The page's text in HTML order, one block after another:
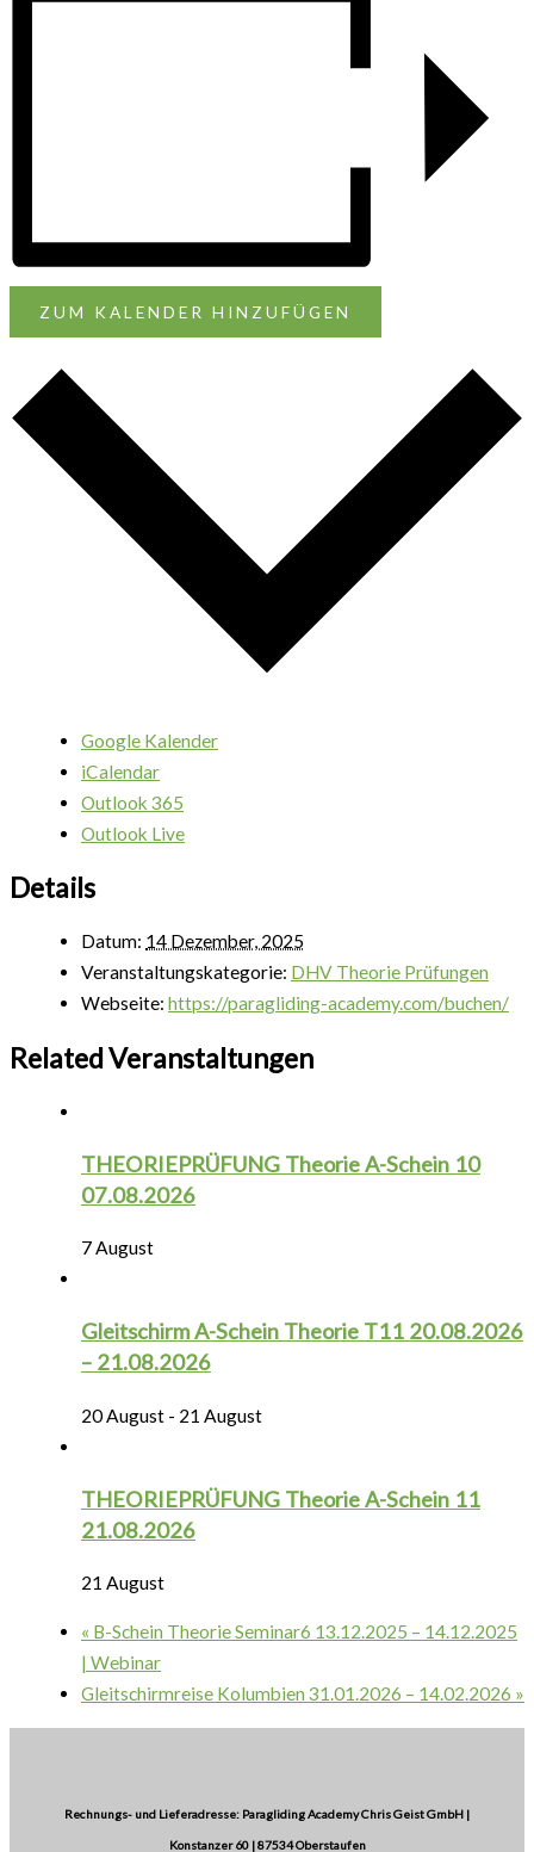
ZUM KALENDER HINZUFÜGEN
Google Kalender
iCalendar
Outlook 365
Outlook Live
Details
Datum: 14 Dezember, 2025
Veranstaltungskategorie: DHV Theorie Prüfungen
Webseite: https://paragliding-academy.com/buchen/
Related Veranstaltungen
THEORIEPRÜFUNG Theorie A-Schein 10
07.08.2026
7 August
Gleitschirm A-Schein Theorie T11 20.08.2026
– 21.08.2026
20 August - 21 August
THEORIEPRÜFUNG Theorie A-Schein 11
21.08.2026
21 August
« B-Schein Theorie Seminar6 13.12.2025 – 14.12.2025
| Webinar
Gleitschirmreise Kolumbien 31.01.2026 – 14.02.2026 »
Rechnungs- und Lieferadresse: Paragliding Academy Chris Geist GmbH |
Konstanzer 60 | 87534 Oberstaufen